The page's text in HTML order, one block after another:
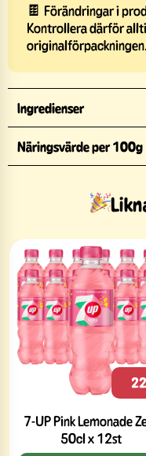
🍫 Förändringar i
Kontrollera därför
Ingredienser
Näringsvärde per 100g
7-UP Pink Lemonade
50cl x 12st